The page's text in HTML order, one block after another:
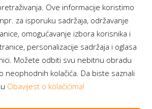
Program lojalnosti
Bonus plus
Prijava za newsletter
Ove informacije koristimo
za isporuku sadržaja, održavanje
omogućavanje izbora korisnika i
personalizacije sadržaja i oglasa
Možete odbiti svu nebitnu obradu
neophodnih kolačića. Da biste saznali
Obavijest o kolačićima!